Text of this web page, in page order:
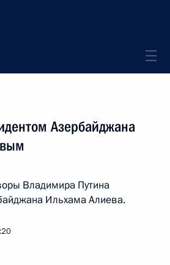
Азербайджана
Владимира Путина
Ильхама Алиева.